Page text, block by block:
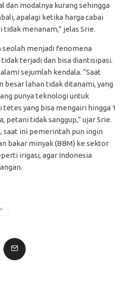
dan modalnya kurang sehingga
apalagi ketika harga cabai
menanam,” jelas Srie.
seolah menjadi fenomena
terjadi dan bisa diantisipasi.
sejumlah kendala. “Saat
besar lahan tidak ditanami, yang
punya teknologi untuk
tetes yang bisa mengairi hingga 1
petani tidak sanggup,” ujar Srie.
saat ini pemerintah pun ingin
bakar minyak (BBM) ke sektor
irigasi, agar Indonesia